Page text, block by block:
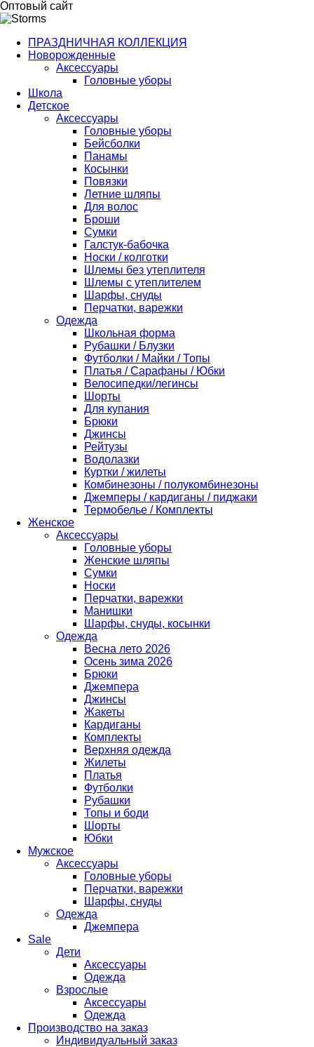
Оптовый сайт
ПРАЗДНИЧНАЯ КОЛЛЕКЦИЯ
Новорожденные
Аксессуары
Головные уборы
Школа
Детское
Аксессуары
Головные уборы
Бейсболки
Панамы
Косынки
Повязки
Летние шляпы
Для волос
Броши
Сумки
Галстук-бабочка
Носки / колготки
Шлемы без утеплителя
Шлемы с утеплителем
Шарфы, снуды
Перчатки, варежки
Одежда
Школьная форма
Рубашки / Блузки
Футболки / Майки / Топы
Платья / Сарафаны / Юбки
Велосипедки/легинсы
Шорты
Для купания
Брюки
Джинсы
Рейтузы
Водолазки
Куртки / жилеты
Комбинезоны / полукомбинезоны
Джемперы / кардиганы / пиджаки
Термобелье / Комплекты
Женское
Аксессуары
Головные уборы
Женские шляпы
Сумки
Носки
Перчатки, варежки
Манишки
Шарфы, снуды, косынки
Одежда
Весна лето 2026
Осень зима 2026
Брюки
Джемпера
Джинсы
Жакеты
Кардиганы
Комплекты
Верхняя одежда
Жилеты
Платья
Футболки
Рубашки
Топы и боди
Шорты
Юбки
Мужское
Аксессуары
Головные уборы
Перчатки, варежки
Шарфы, снуды
Одежда
Джемпера
Sale
Дети
Аксессуары
Одежда
Взрослые
Аксессуары
Одежда
Производство на заказ
Индивидуальный заказ